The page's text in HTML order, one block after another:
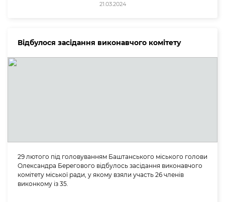
21.03.2024
Відбулося засідання виконавчого комітету
29 лютого під головуванням Баштанського міського голови
Олександра Берегового відбулось засідання виконавчого
комітету міської ради, у якому взяли участь 26 членів
виконкому із 35.